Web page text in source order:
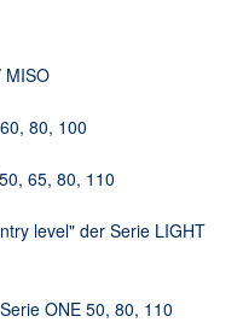
MISO
80, 100
65, 80, 110
level" der Serie LIGHT
ONE 50, 80, 110